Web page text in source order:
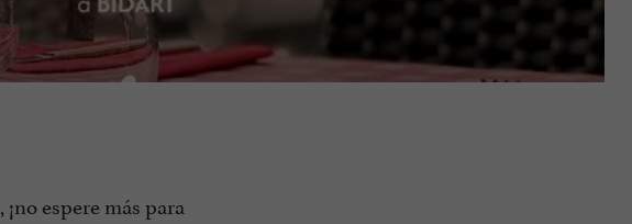
, ¡no espere más para